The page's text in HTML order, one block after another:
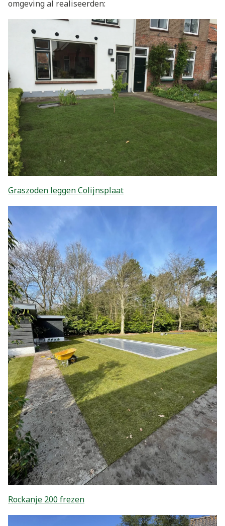
omgeving al realiseerden:
Graszoden leggen Colijnsplaat
Rockanje 200 frezen